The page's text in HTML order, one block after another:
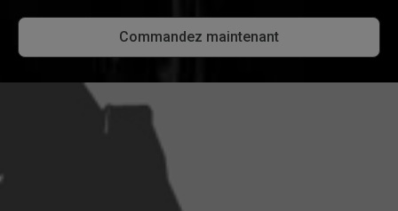
Commandez maintenant